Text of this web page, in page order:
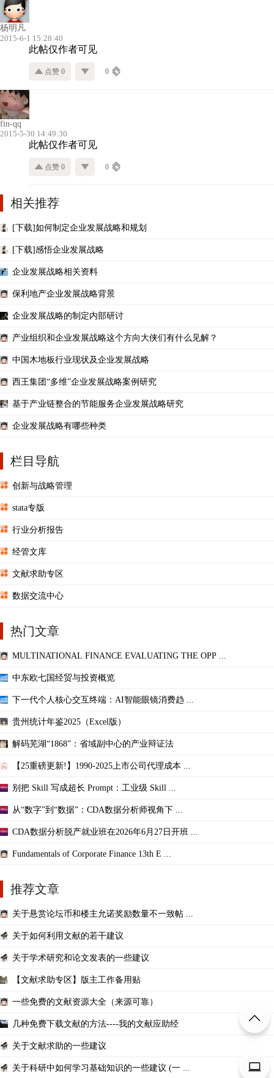
杨明凡
2015-6-1 15:28:40
此帖仅作者可见
点赞 0 0
fin-qq
2015-5-30 14:49:30
此帖仅作者可见
点赞 0 0
相关推荐
[下载]如何制定企业发展战略和规划
[下载]感悟企业发展战略
企业发展战略相关资料
保利地产企业发展战略背景
企业发展战略的制定内部研讨
产业组织和企业发展战略这个方向大侠们有什么见解？
中国木地板行业现状及企业发展战略
西王集团“多维”企业发展战略案例研究
基于产业链整合的节能服务企业发展战略研究
企业发展战略有哪些种类
栏目导航
创新与战略管理
stata专版
行业分析报告
经管文库
文献求助专区
数据交流中心
热门文章
MULTINATIONAL FINANCE EVALUATING THE OPP ...
中东欧七国经贸与投资概览
下一代个人核心交互终端：AI智能眼镜消费趋 ...
贵州统计年鉴2025（Excel版）
解码芜湖“1868”：省域副中心的产业辩证法
【25重磅更新!】1990-2025上市公司代理成本 ...
别把 Skill 写成超长 Prompt：工业级 Skill ...
从“数字”到“数据”：CDA数据分析师视角下 ...
CDA数据分析脱产就业班在2026年6月27日开班 ...
Fundamentals of Corporate Finance 13th E ...
推荐文章
关于悬赏论坛币和楼主允诺奖励数量不一致帖 ...
关于如何利用文献的若干建议
关于学术研究和论文发表的一些建议
【文献求助专区】版主工作备用贴
一些免费的文献资源大全（来源可靠）
几种免费下载文献的方法----我的文献应助经
关于文献求助的一些建议
关于科研中如何学习基础知识的一些建议 (一 ...